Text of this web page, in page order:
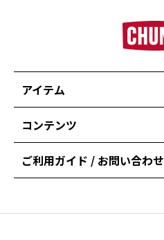
アイテム
コンテンツ
ご利用ガイド / お問い合わせ